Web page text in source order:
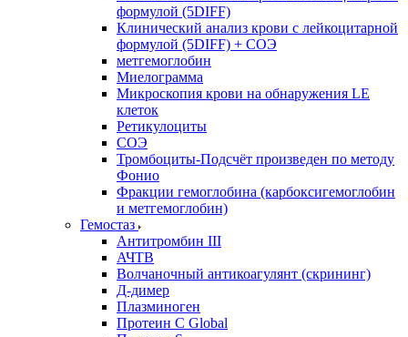
формулой (5DIFF)
Клинический анализ крови с лейкоцитарной
формулой (5DIFF) + СОЭ
метгемоглобин
Миелограмма
Микроскопия крови на обнаружения LE
клеток
Ретикулоциты
СОЭ
Тромбоциты-Подсчёт произведен по методу
Фонио
Фракции гемоглобина (карбоксигемоглобин
и метгемоглобин)
Гемостаз
Антитромбин III
АЧТВ
Волчаночный антикоагулянт (скрининг)
Д-димер
Плазминоген
Протеин C Global